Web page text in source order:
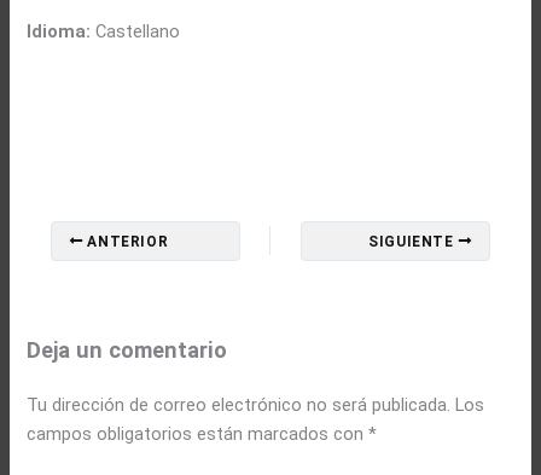
Idioma: Castellano
ANTERIOR SIGUIENTE
Deja un comentario
Tu dirección de correo electrónico no será publicada. Los
campos obligatorios están marcados con*